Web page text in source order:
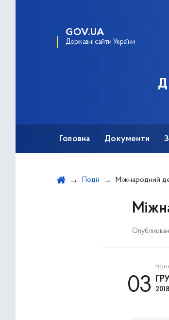
GOV.UA
Державні сайти України
Головна Документи
Події Міжнародний
03 2018